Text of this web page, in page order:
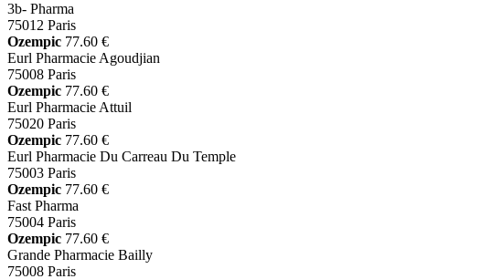
3b- Pharma
75012 Paris
Ozempic 77.60 €
Eurl Pharmacie Agoudjian
75008 Paris
Ozempic 77.60 €
Eurl Pharmacie Attuil
75020 Paris
Ozempic 77.60 €
Eurl Pharmacie Du Carreau Du Temple
75003 Paris
Ozempic 77.60 €
Fast Pharma
75004 Paris
Ozempic 77.60 €
Grande Pharmacie Bailly
75008 Paris